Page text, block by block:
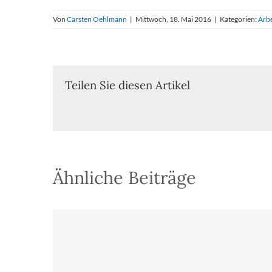
Von Carsten Oehlmann | Mittwoch, 18. Mai 2016 | Kategorien:
Teilen Sie diesen Artikel
Ähnliche Beiträge